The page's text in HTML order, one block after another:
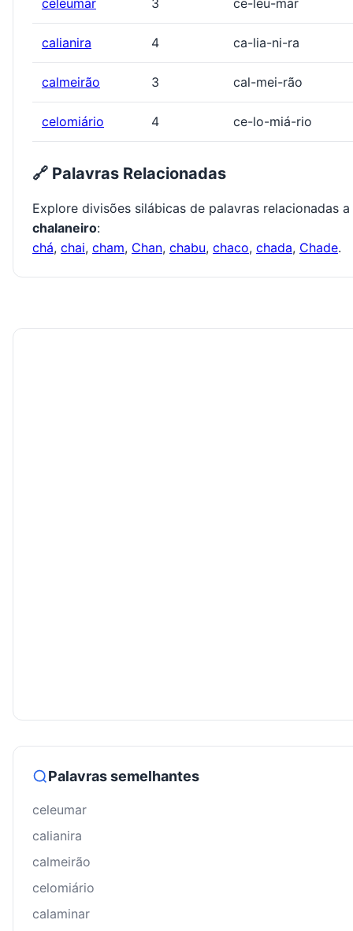
celeumar 3 ce-leu-mar
calianira 4 ca-lia-ni-ra
calmeirão 3 cal-mei-rão
celomiário 4 ce-lo-miá-rio
🔗 Palavras Relacionadas
Explore divisões silábicas de palavras relacionadas a
chalaneiro:
chá, chai, cham, Chan, chabu, chaco, chada, Chade.
Palavras semelhantes
celeumar
calianira
calmeirão
celomiário
calaminar